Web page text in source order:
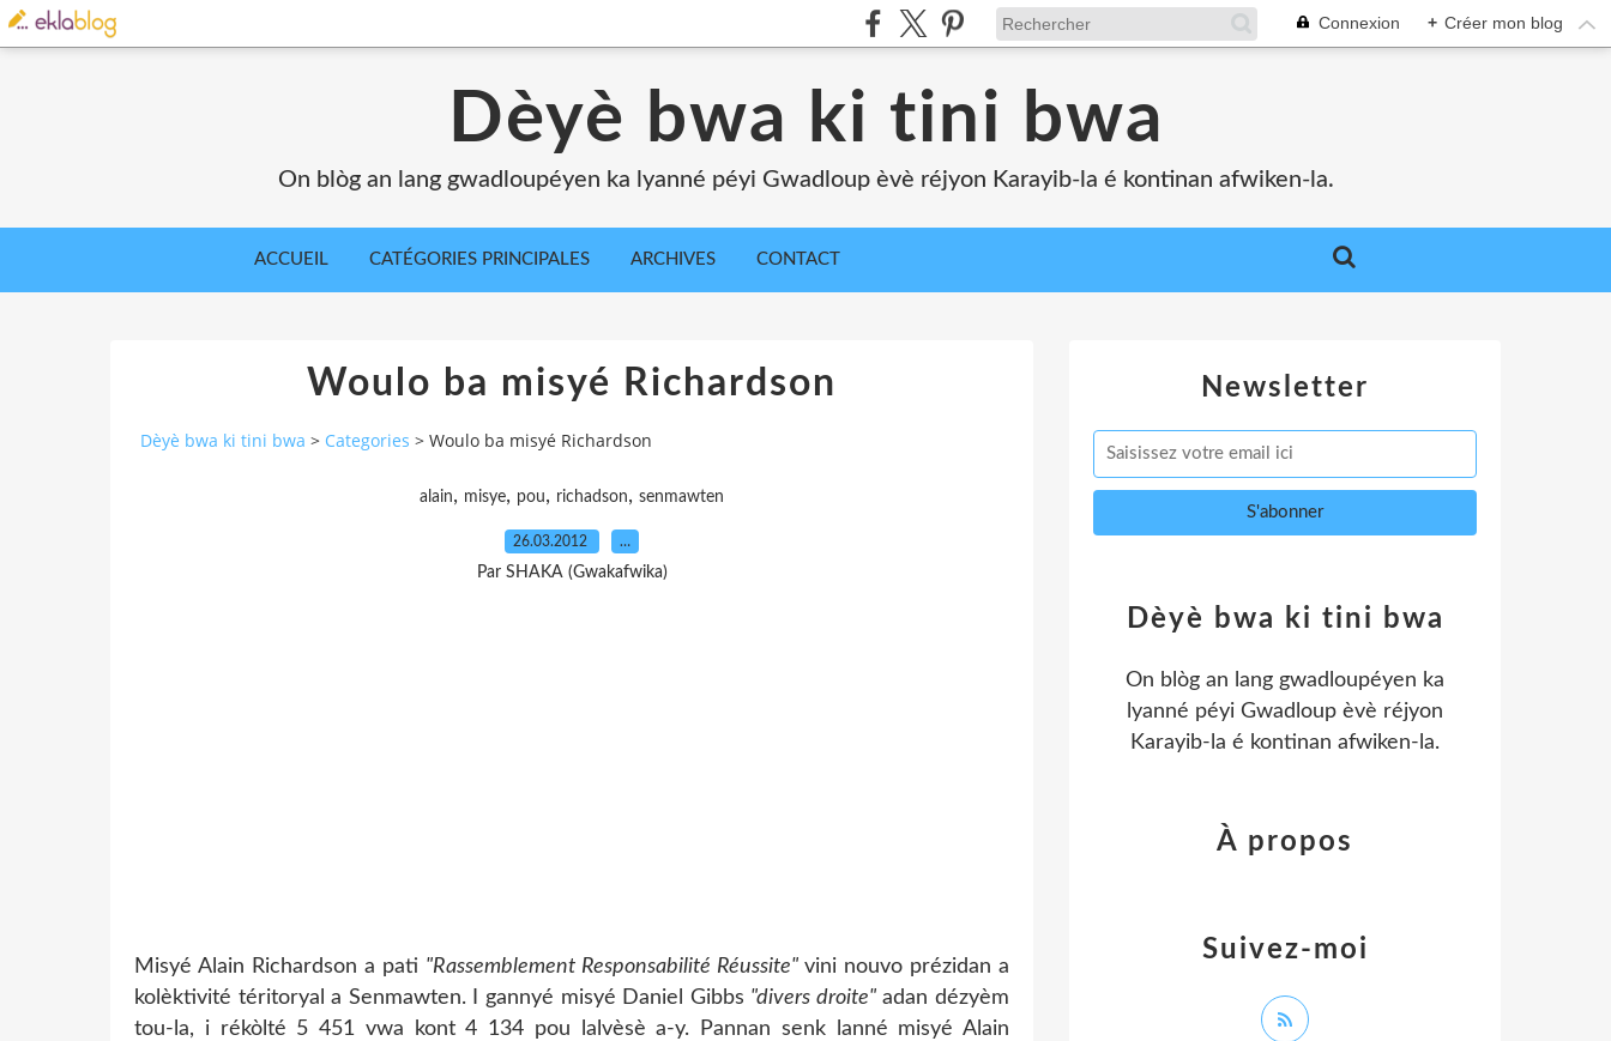
Connexion + Créer mon blog
Dèyè bwa ki tini bwa
On blòg an lang gwadloupéyen ka lyanné péyi Gwadloup èvè réjyon Karayib-la é kontinan afwiken-la.
ACCUEIL CATÉGORIES PRINCIPALES ARCHIVES CONTACT
Woulo ba misyé Richardson
Dèyè bwa ki tini bwa > Categories > Woulo ba misyé Richardson
alain, misye, pou, richadson, senmawten
26.03.2012 …
Par SHAKA (Gwakafwika)
Misyé Alain Richardson a pati "Rassemblement Responsabilité Réussite" vini nouvo prézidan a
kolèktivité téritoryal a Senmawten. I gannyé misyé Daniel Gibbs "divers droite"adan dézyèm
tou-la, i rékòlté 5 451 vwa kont 4 134 pou lalvèsè a-y. Pannan senk lanné misyé Alain
Newsletter
Dèyè bwa ki tini bwa
On blòg an lang gwadloupéyen ka
lyanné péyi Gwadloup èvè réjyon
Karayib-la é kontinan afwiken-la.
Suivez-moi
À propos